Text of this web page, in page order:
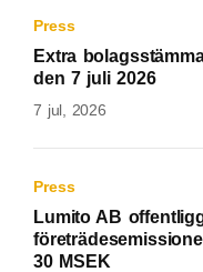
Press
Extra
den 7 juli 2026
7 jul, 2026
Press
Lumito AB
30 MSEK